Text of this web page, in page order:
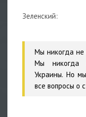
Зеленский:
Мы никогда не
Мы никогда
Украины. Но
все вопросы о